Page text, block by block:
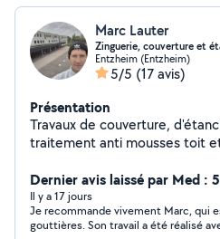
Marc Lauter
Zinguerie, couverture et
Entzheim (Entzheim)
5/5 (17 avis)
Présentation
Travaux de couverture,
traitement anti mousses toit
Dernier avis laissé par Med :
Il y a 17 jours
Je recommande vivement Marc, qui
gouttières. Son travail a été réalisé